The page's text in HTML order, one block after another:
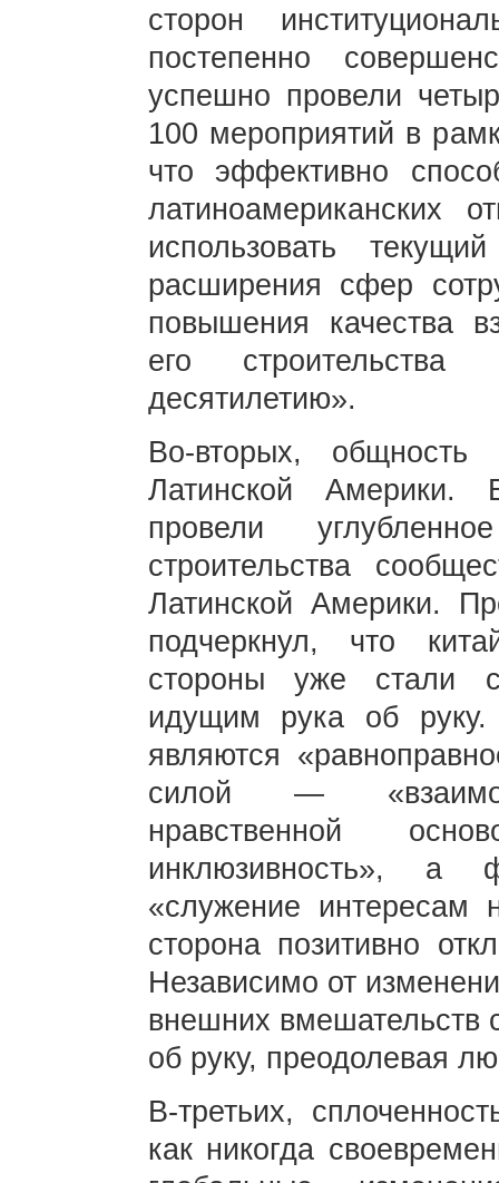
сторон
постепенно
успешно провели
100 мероприятий в
что эффективно
латиноамериканских
использовать
расширения сфер
повышения качества
его
десятилетию».
Во-вторых,
Латинской
провели
строительства
Латинской Америки.
подчеркнул, что
стороны уже стали
идущим рука об руку.
являются
силой —
нравственной
инклюзивность», а
«служение интересам
сторона позитивно
Независимо от
внешних вмешательств
об руку, преодолевая
В-третьих,
как никогда